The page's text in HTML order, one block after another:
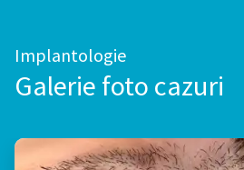
Implantologie
Galerie foto cazuri